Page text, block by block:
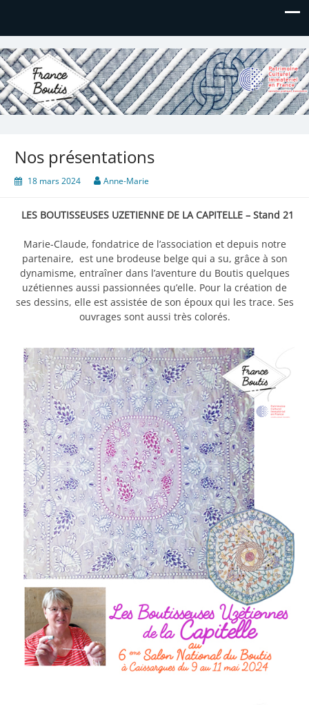
France Boutis
Le site de France Boutis
Nos présentations
18 mars 2024 Anne-Marie
LES BOUTISSEUSES UZETIENNE DE LA CAPITELLE – Stand 21
Marie-Claude, fondatrice de l’association et depuis notre
partenaire, est une brodeuse belge qui a su, grâce à son
dynamisme, entraîner dans l’aventure du Boutis quelques
uzétiennes aussi passionnées qu’elle. Pour la création de
ses dessins, elle est assistée de son époux qui les trace. Ses
ouvrages sont aussi très colorés.